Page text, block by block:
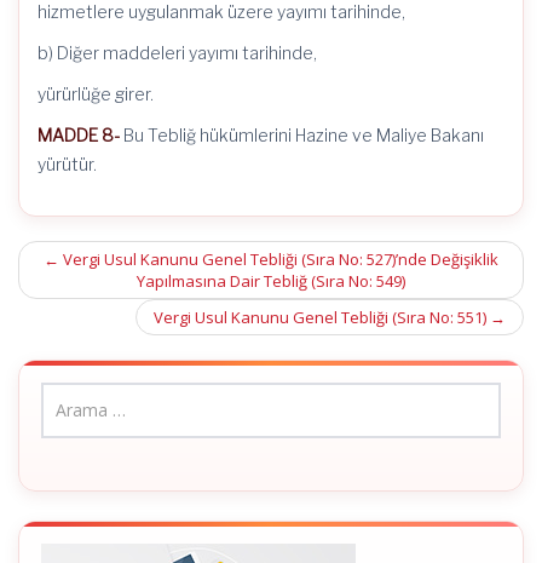
hizmetlere uygulanmak üzere yayımı tarihinde,
b) Diğer maddeleri yayımı tarihinde,
yürürlüğe girer.
MADDE 8- Bu Tebliğ hükümlerini Hazine ve Maliye Bakanı
yürütür.
Post
navigation
← Vergi Usul Kanunu Genel Tebliği (Sıra No: 527)’nde Değişiklik
Yapılmasına Dair Tebliğ (Sıra No: 549)
Vergi Usul Kanunu Genel Tebliği (Sıra No: 551) →